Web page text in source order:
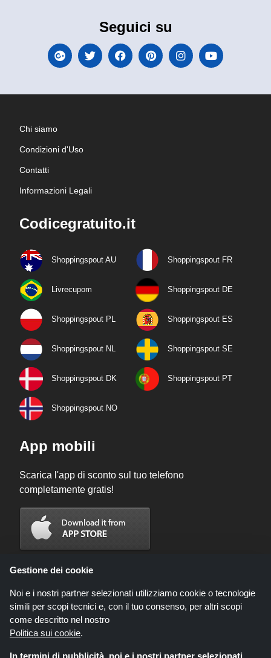
Seguici su
Chi siamo
Condizioni d'Uso
Contatti
Informazioni Legali
Codicegratuito.it
Shoppingspout AU Shoppingspout FR
Livrecupom Shoppingspout DE
Shoppingspout PL Shoppingspout ES
Shoppingspout NL Shoppingspout SE
Shoppingspout DK Shoppingspout PT
Shoppingspout NO
App mobili
Scarica l'app di sconto sul tuo telefono
completamente gratis!
Gestione dei cookie
Noi e i nostri partner selezionati utilizziamo cookie o tecnologie
simili per scopi tecnici e, con il tuo consenso, per altri scopi
come descritto nel nostro
Politica sui cookie.
In termini di pubblicità, noi e i nostri partner selezionati